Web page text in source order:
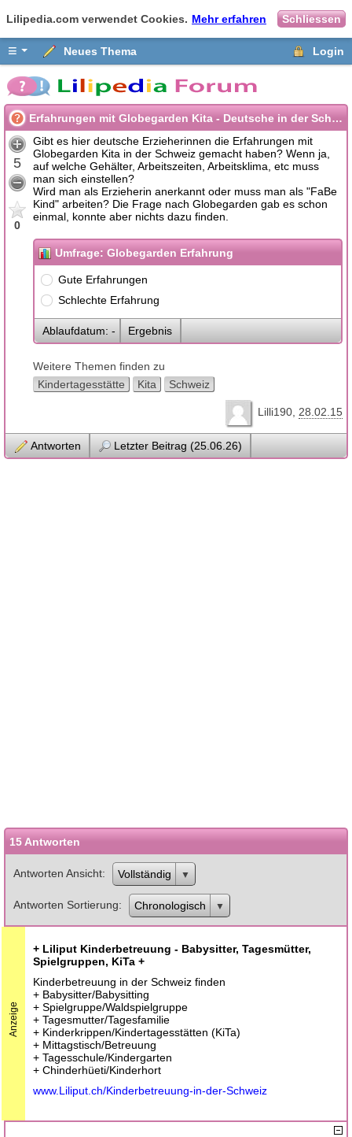
Lilipedia.com verwendet Cookies. Mehr erfahren Schliessen
≡ Neues Thema Login
Erfahrungen mit Globegarden Kita - Deutsche in der Schweiz
5
0
Gibt es hier deutsche Erzieherinnen die Erfahrungen mit
Globegarden Kita in der Schweiz gemacht haben? Wenn ja,
auf welche Gehälter, Arbeitszeiten, Arbeitsklima, etc muss
man sich einstellen?
Wird man als Erzieherin anerkannt oder muss man als "FaBe
Kind" arbeiten? Die Frage nach Globegarden gab es schon
einmal, konnte aber nichts dazu finden.
Umfrage: Globegarden Erfahrung
Gute Erfahrungen
Schlechte Erfahrung
Ablaufdatum: - Ergebnis
Weitere Themen finden zu
Kindertagesstätte
Kita Schweiz
Lilli190 28.02.15
Antworten Letzter Beitrag (25.06.26)
15 Antworten
Antworten Ansicht Vollständig
Antworten Sortierung Chronologisch
Anzeige
+ Liliput Kinderbetreuung - Babysitter, Tagesmütter,
Spielgruppen, KiTa +
Kinderbetreuung in der Schweiz finden
+ Babysitter/Babysitting
+ Spielgruppe/Waldspielgruppe
+ Tagesmutter/Tagesfamilie
+ Kinderkrippen/Kindertagesstätten (KiTa)
+ Mittagstisch/Betreuung
+ Tagesschule/Kindergarten
+ Chinderhüeti/Kinderhort
www.Liliput.ch/Kinderbetreuung-in-der-Schweiz